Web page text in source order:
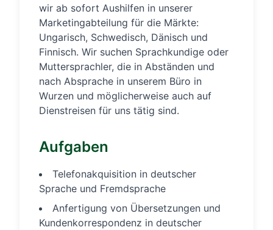
wir ab sofort Aushilfen in unserer
Marketingabteilung für die Märkte:
Ungarisch, Schwedisch, Dänisch und
Finnisch. Wir suchen Sprachkundige oder
Muttersprachler, die in Abständen und
nach Absprache in unserem Büro in
Wurzen und möglicherweise auch auf
Dienstreisen für uns tätig sind.
Aufgaben
Telefonakquisition in deutscher
Sprache und Fremdsprache
Anfertigung von Übersetzungen und
Kundenkorrespondenz in deutscher